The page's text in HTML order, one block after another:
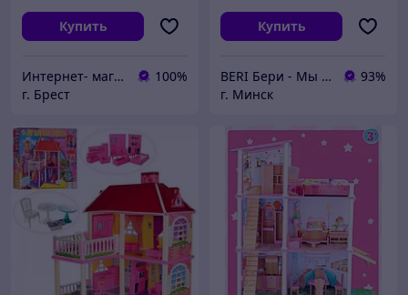
Купить
Интернет- магазин O'кей маркет
100%
г. Брест
Купить
BERI Бери - Мы ненавидим демпинг, но нас вынуждают конкуренты
93%
г. Минск